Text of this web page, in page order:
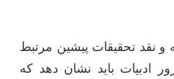
نقد تحقیقات پیشین مرتبط
ادبیات باید نشان دهد که